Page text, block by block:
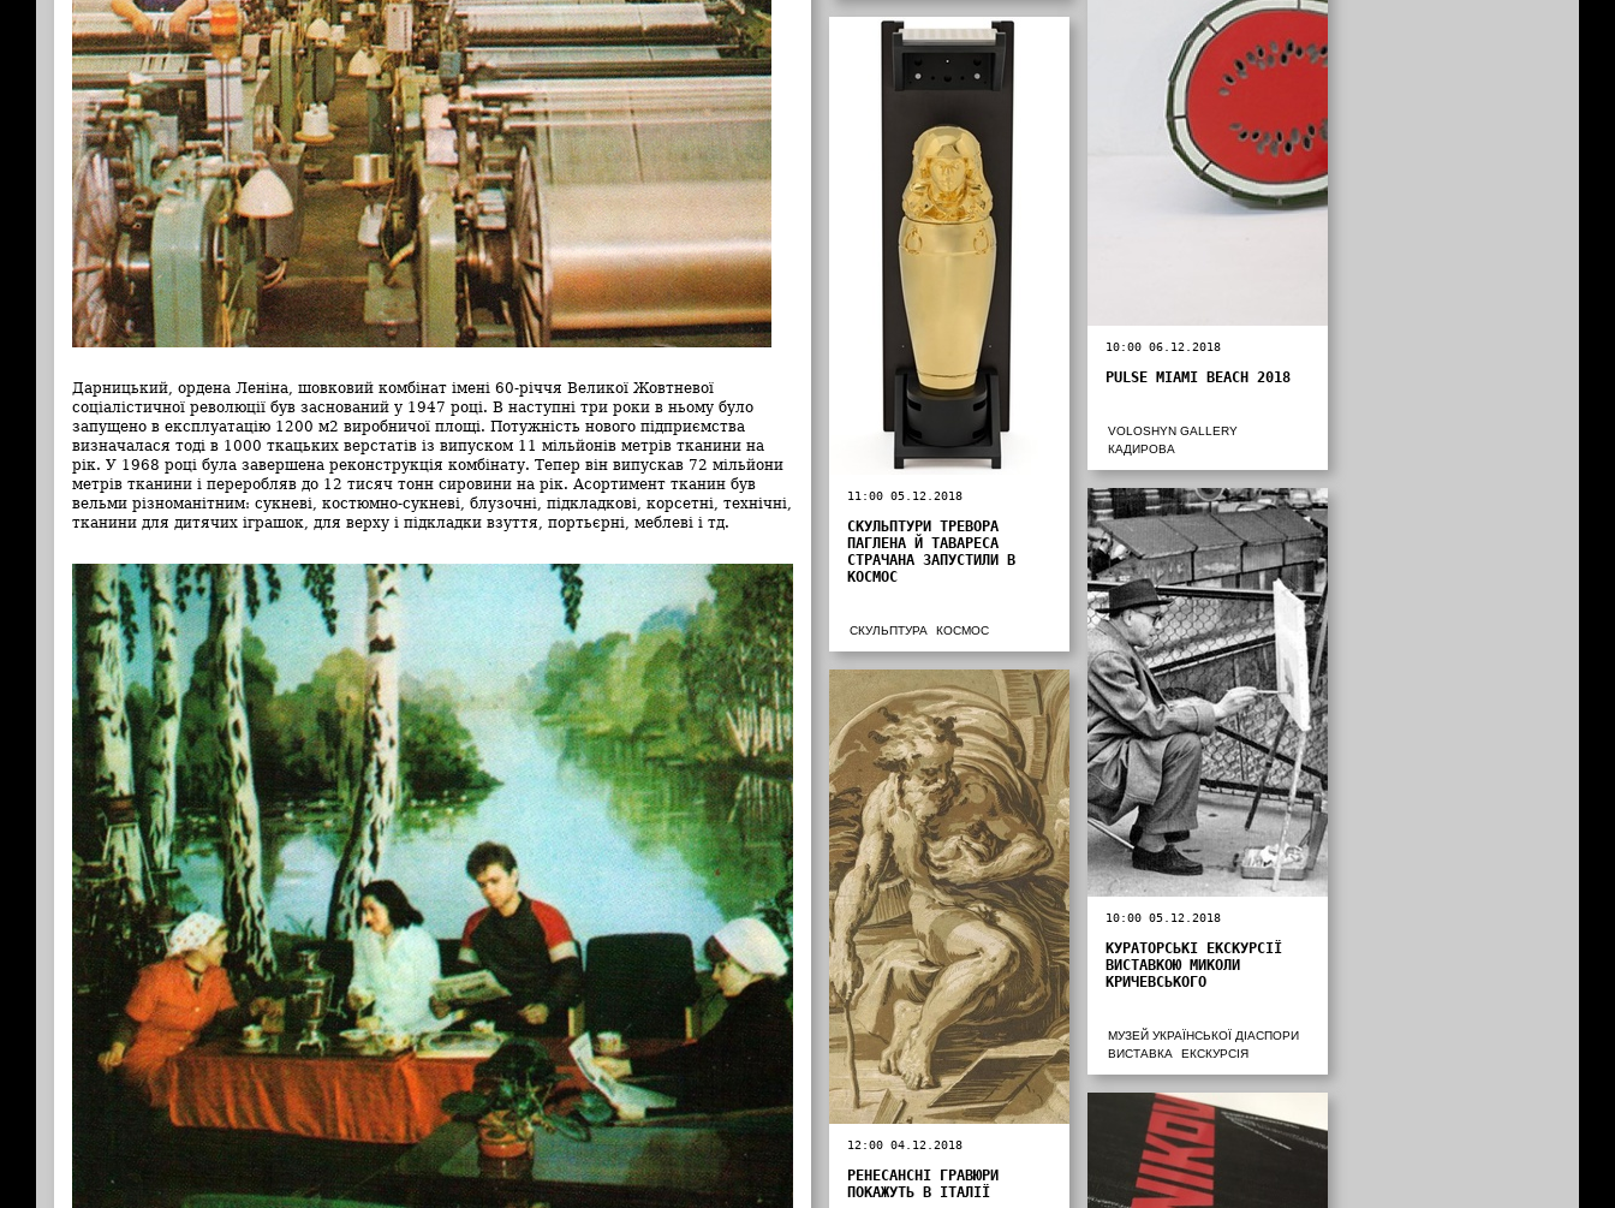
Дарницький, ордена Леніна, шовковий комбінат імені 60-річчя Великої Жовтневої
соціалістичної революції був заснований у 1947 році. В наступні три роки в ньому було
запущено в експлуатацію 1200 м2 виробничої площі. Потужність нового підприємства
визначалася тоді в 1000 ткацьких верстатів із випуском 11 мільйонів метрів тканини на
рік. У 1968 році була завершена реконструкція комбінату. Тепер він випускав 72 мільйони
метрів тканини і переробляв до 12 тисяч тонн сировини на рік. Асортимент тканин був
вельми різноманітним: сукневі, костюмно-сукневі, блузочні, підкладкові, корсетні, технічні,
тканини для дитячих іграшок, для верху і підкладки взуття, портьєрні, меблеві і тд.
10:00 06.12.2018
PULSE MIAMI BEACH 2018
VOLOSHYN GALLERY
КАДИРОВА
11:00 05.12.2018
СКУЛЬПТУРИ ТРЕВОРА
ПАГЛЕНА Й ТАВАРЕСА
СТРАЧАНА ЗАПУСТИЛИ В
КОСМОС
СКУЛЬПТУРА КОСМОС
10:00 05.12.2018
КУРАТОРСЬКІ ЕКСКУРСІЇ
ВИСТАВКОЮ МИКОЛИ
КРИЧЕВСЬКОГО
МУЗЕЙ УКРАЇНСЬКОЇ ДІАСПОРИ
ВИСТАВКА
ЕКСКУРСІЯ
12:00 04.12.2018
РЕНЕСАНСНІ ГРАВЮРИ
ПОКАЖУТЬ В ІТАЛІЇ